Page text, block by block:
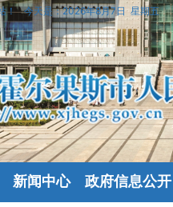
！ 今天是：2026年8月7日 星期五
新闻中心 政府信息公开